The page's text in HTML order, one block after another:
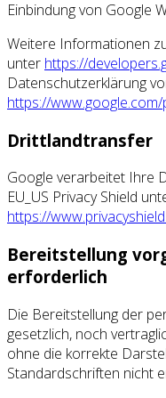
Einbindung von Google
Weitere Informationen
unter https://
Datenschutzerklärung
https://
Drittlandtransfer
Google verarbeitet Ihre
EU_US Privacy Shield
https://
Bereitstellung
erforderlich
Die Bereitstellung der
gesetzlich, noch
ohne die korrekte
Standardschriften nicht